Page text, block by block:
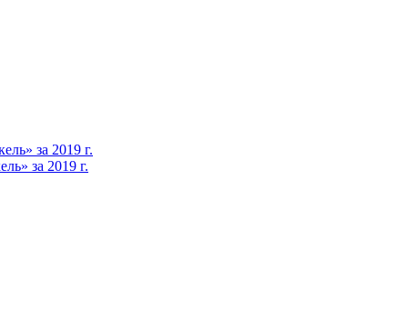
за 2019 г.
за 2019 г.